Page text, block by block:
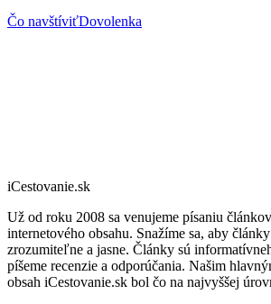
Čo navštíviťDovolenka
iCestovanie.sk
Už od roku 2008 sa venujeme písaniu
internetového obsahu. Snažíme sa, aby
zrozumiteľne a jasne. Články sú
píšeme recenzie a odporúčania. Našim
obsah iCestovanie.sk bol čo na najvyššej